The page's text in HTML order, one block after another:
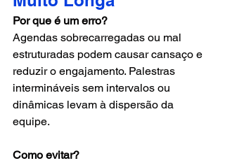
Por que é um erro?
Agendas sobrecarregadas ou mal
estruturadas podem causar cansaço e
reduzir o engajamento. Palestras
intermináveis sem intervalos ou
dinâmicas levam à dispersão da
equipe.
Como evitar?